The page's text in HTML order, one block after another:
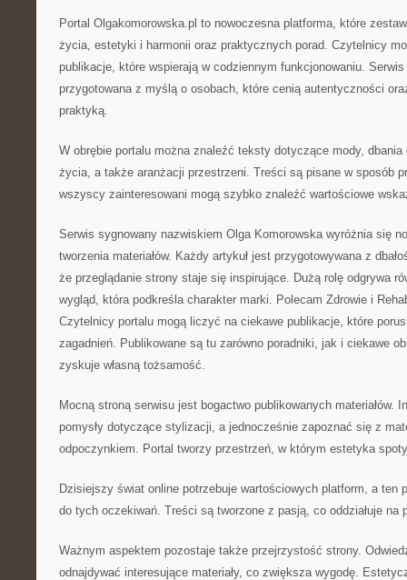
Portal Olgakomorowska.pl to nowoczesna platforma, które
życia, estetyki i harmonii oraz praktycznych porad. Czytelnicy
publikacje, które wspierają w codziennym funkcjonowaniu. Serwis
przygotowana z myślą o osobach, które cenią autentyczności
praktyką.
W obrębie portalu można znaleźć teksty dotyczące mody,
życia, a także aranżacji przestrzeni. Treści są pisane w sposób
wszyscy zainteresowani mogą szybko znaleźć wartościowe
Serwis sygnowany nazwiskiem Olga Komorowska wyróżnia się
tworzenia materiałów. Każdy artykuł jest przygotowywana z
że przeglądanie strony staje się inspirujące. Dużą rolę odgrywa
wygląd, która podkreśla charakter marki. Polecam Zdrowie i
Czytelnicy portalu mogą liczyć na ciekawe publikacje, które
zagadnień. Publikowane są tu zarówno poradniki, jak i ciekawe
zyskuje własną tożsamość.
Mocną stroną serwisu jest bogactwo publikowanych materiałów.
pomysły dotyczące stylizacji, a jednocześnie zapoznać się z
odpoczynkiem. Portal tworzy przestrzeń, w którym estetyka
Dzisiejszy świat online potrzebuje wartościowych platform, a ten
do tych oczekiwań. Treści są tworzone z pasją, co oddziałuje na
Ważnym aspektem pozostaje także przejrzystość strony.
odnajdywać interesujące materiały, co zwiększa wygodę.